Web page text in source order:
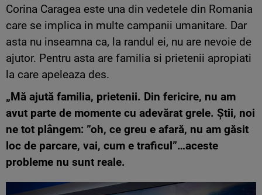
Corina Caragea este una din vedetele din Romania
care se implica in multe campanii umanitare. Dar
asta nu inseamna ca, la randul ei, nu are nevoie de
ajutor. Pentru asta are familia si prietenii apropiati
la care apeleaza des.
„Mă ajută familia, prietenii. Din fericire, nu am
avut parte de momente cu adevărat grele. Știi, noi
ne tot plângem: ”oh, ce greu e afară, nu am găsit
loc de parcare, vai, cum e traficul”…aceste
probleme nu sunt reale.